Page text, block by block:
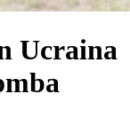
Ucraina